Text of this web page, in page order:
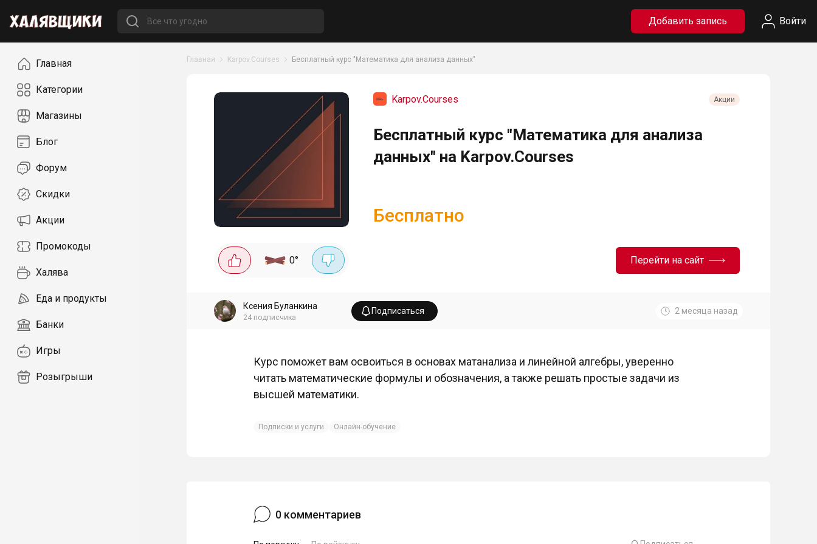
Добавить запись Войти
НавигацияГлавная
Категории
Магазины
Блог
Форум
Скидки
Акции
Промокоды
Халява
Еда и продукты
Банки
Игры
Розыгрыши
Главная Karpov.Courses Бесплатный курс "Математика для анализа данных"
Karpov.Courses Акции
Бесплатный курс "Математика для анализа
данных" на Karpov.Courses
Бесплатно
0° Перейти на сайт
Ксения Буланкина
24 подписчика
Подписаться 2 месяца назад
Курс поможет вам освоиться в основах матанализа и линейной алгебры, уверенно
читать математические формулы и обозначения, а также решать простые задачи из
высшей математики.
Подписки и услуги Онлайн-обучение
0 комментариев